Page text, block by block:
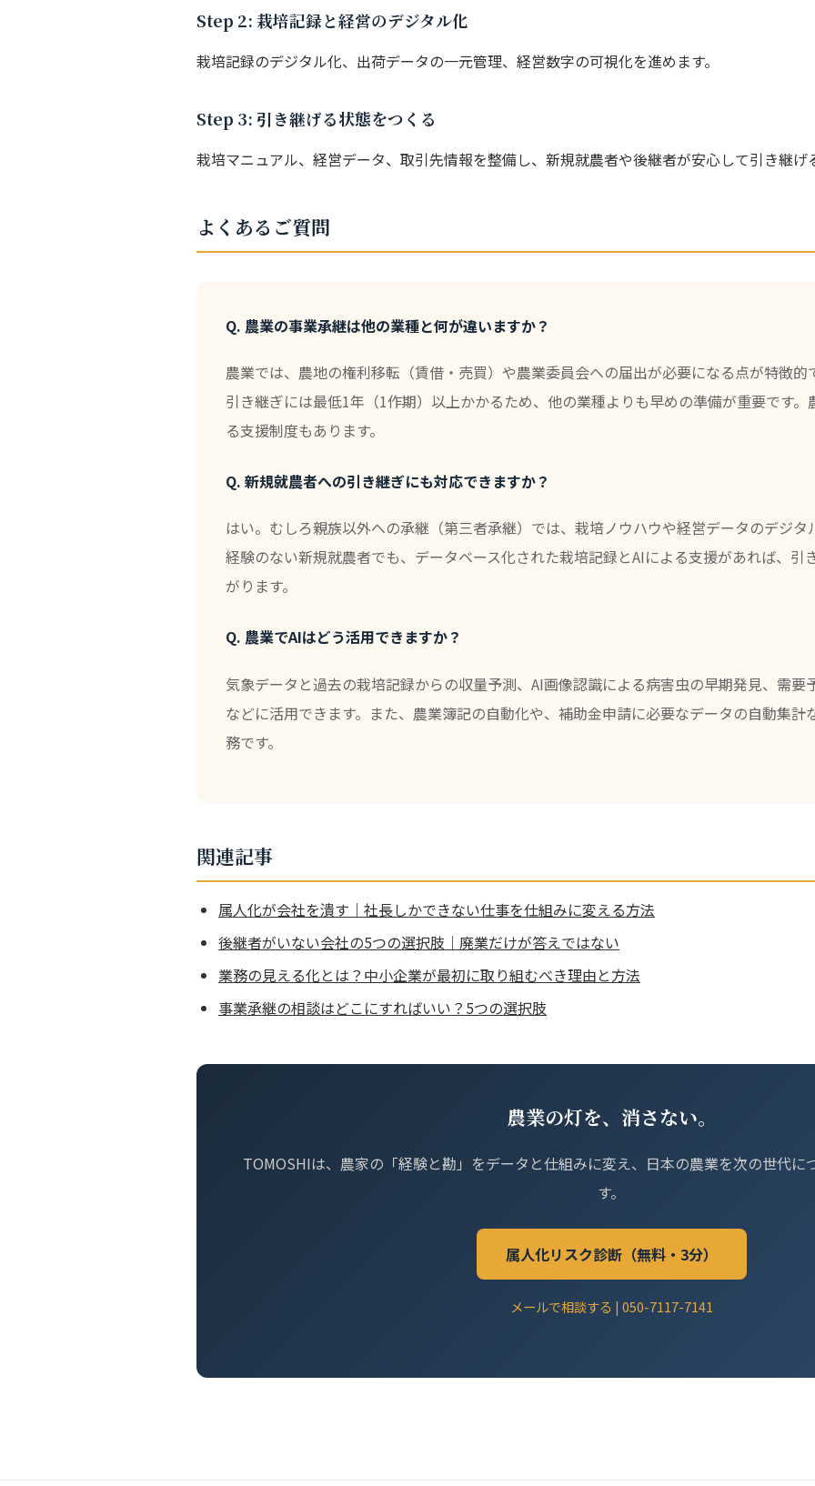
Step 2: 栽培記録と経営のデジタル化
栽培記録のデジタル化、出荷データの一元管理、経営数字の可視化を進めます。
Step 3: 引き継げる状態をつくる
栽培マニュアル、経営データ、取引先情報を整備し、新規就農者や後継者が安心して引き継げ
よくあるご質問
Q. 農業の事業承継は他の業種と何が違いますか？
農業では、農地の権利移転（賃借・売買）や農業委員会への届出が必要になる点が特徴的
引き継ぎには最低1年（1作期）以上かかるため、他の業種よりも早めの準備が重要です
る支援制度もあります。
Q. 新規就農者への引き継ぎにも対応できますか？
はい。むしろ親族以外への承継（第三者承継）では、栽培ノウハウや経営データのデジタ
経験のない新規就農者でも、データベース化された栽培記録とAIによる支援があれば、引
がります。
Q. 農業でAIはどう活用できますか？
気象データと過去の栽培記録からの収量予測、AI画像認識による病害虫の早期発見、需要
などに活用できます。また、農業簿記の自動化や、補助金申請に必要なデータの自動集計
務です。
関連記事
属人化が会社を潰す｜社長しかできない仕事を仕組みに変える方法
後継者がいない会社の5つの選択肢｜廃業だけが答えではない
業務の見える化とは？中小企業が最初に取り組むべき理由と方法
事業承継の相談はどこにすればいい？5つの選択肢
農業の灯を、消さない。
TOMOSHIは、農家の「経験と勘」をデータと仕組みに変え、日本の農業を次の世代に
す。
属人化リスク診断（無料・3分）
メールで相談する | 050-7117-7141